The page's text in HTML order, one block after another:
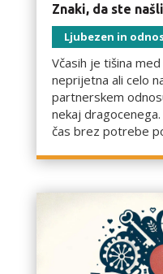
Znaki, da ste
Ljubezen in
Včasih je tišina
neprijetna ali celo
partnerskem
nekaj
čas brez potrebe